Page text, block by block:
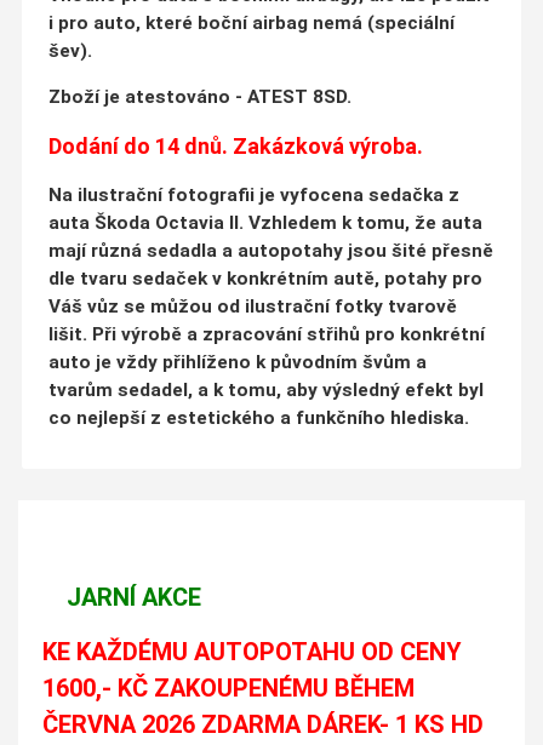
i pro auto, které boční airbag nemá (speciální
šev).
Zboží je atestováno - ATEST 8SD.
Dodání do 14 dnů. Zakázková výroba.
Na ilustrační fotografii je vyfocena sedačka z
auta Škoda Octavia II. Vzhledem k tomu, že auta
mají různá sedadla a autopotahy jsou šité přesně
dle tvaru sedaček v konkrétním autě, potahy pro
Váš vůz se můžou od ilustrační fotky tvarově
lišit. Při výrobě a zpracování střihů pro konkrétní
auto je vždy přihlíženo k původním švům a
tvarům sedadel, a k tomu, aby výsledný efekt byl
co nejlepší z estetického a funkčního hlediska.
JARNÍ AKCE
KE KAŽDÉMU AUTOPOTAHU OD CENY
1600,- KČ ZAKOUPENÉMU BĚHEM
ČERVNA 2026 ZDARMA DÁREK- 1 KS HD